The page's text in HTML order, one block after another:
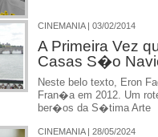
CINEMANIA | 03/02/2014
A Primeira Vez
Casas S�o
Neste belo texto, Eron
Fran�a em 2012. Um
ber�os da S�tima Arte
CINEMANIA | 28/05/2024